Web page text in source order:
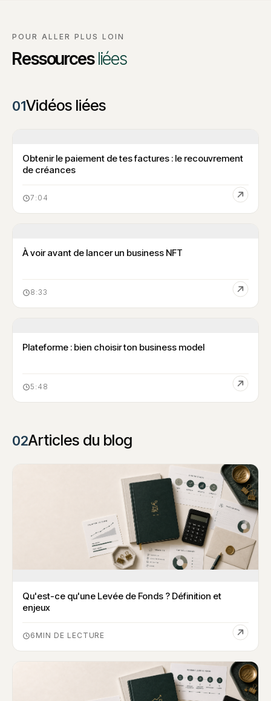
POUR ALLER PLUS LOIN
Ressourcesliées
01Vidéos liées
Obtenir le paiement de tes factures : le recouvrement
de créances
7:04
À voir avant de lancer un business NFT
8:33
Plateforme : bien choisir ton business model
5:48
02Articles du blog
Qu'est-ce qu'une Levée de Fonds ? Définition et
enjeux
6